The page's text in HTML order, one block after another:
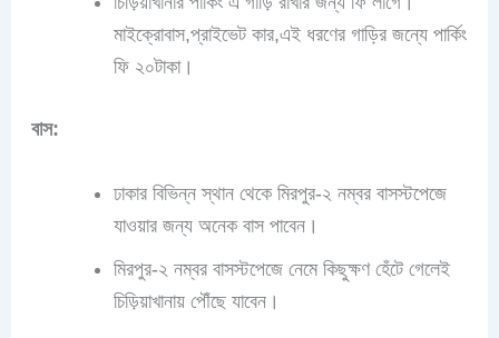
মাইক্রোবাস,প্রাইভেট কার,এই ধরণের গাড়ির জন্যে পার্কিং
ফি ২০টাকা।
বাস:
ঢাকার বিভিন্ন স্থান থেকে মিরপুর-২ নম্বর বাসস্টপেজে
যাওয়ার জন্য অনেক বাস পাবেন।
মিরপুর-২ নম্বর বাসস্টপেজে নেমে কিছুক্ষণ হেঁটে গেলেই
চিড়িয়াখানায় পৌঁছে যাবেন।